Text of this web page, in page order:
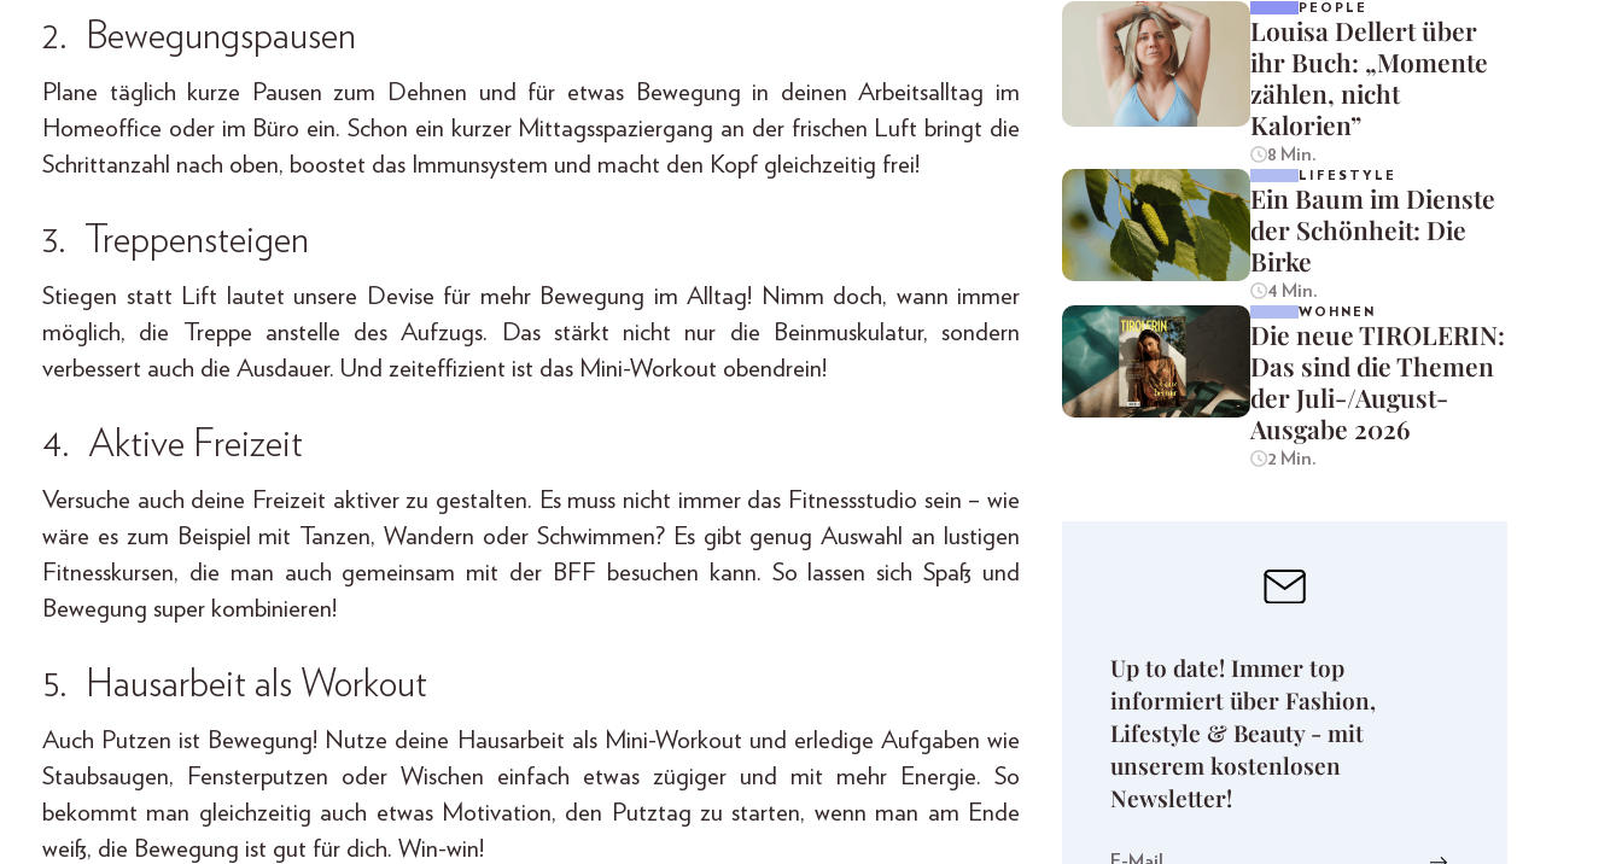
2. Bewegungspausen
Plane täglich kurze Pausen zum Dehnen und für etwas Bewegung in deinen Arbeitsalltag im
Homeoffice oder im Büro ein. Schon ein kurzer Mittagsspaziergang an der frischen Luft bringt die
Schrittanzahl nach oben, boostet das Immunsystem und macht den Kopf gleichzeitig frei!
3. Treppensteigen
Stiegen statt Lift lautet unsere Devise für mehr Bewegung im Alltag! Nimm doch, wann immer
möglich, die Treppe anstelle des Aufzugs. Das stärkt nicht nur die Beinmuskulatur, sondern
verbessert auch die Ausdauer. Und zeiteffizient ist das Mini-Workout obendrein!
4. Aktive Freizeit
Versuche auch deine Freizeit aktiver zu gestalten. Es muss nicht immer das Fitnessstudio sein – wie
wäre es zum Beispiel mit Tanzen, Wandern oder Schwimmen? Es gibt genug Auswahl an lustigen
Fitnesskursen, die man auch gemeinsam mit der BFF besuchen kann. So lassen sich Spaß und
Bewegung super kombinieren!
5. Hausarbeit als Workout
Auch Putzen ist Bewegung! Nutze deine Hausarbeit als Mini-Workout und erledige Aufgaben wie
Staubsaugen, Fensterputzen oder Wischen einfach etwas zügiger und mit mehr Energie. So
bekommt man gleichzeitig auch etwas Motivation, den Putztag zu starten, wenn man am Ende
weiß, die Bewegung ist gut für dich. Win-win!
PEOPLE
Louisa Dellert über
ihr Buch: „Momente
zählen, nicht
Kalorien”
8 Min.
LIFESTYLE
Ein Baum im Dienste
der Schönheit: Die
Birke
4 Min.
WOHNEN
Die neue TIROLERIN:
Das sind die Themen
der Juli-/August-
Ausgabe 2026
2 Min.
Up to date! Immer top
informiert über Fashion,
Lifestyle & Beauty - mit
unserem kostenlosen
Newsletter!